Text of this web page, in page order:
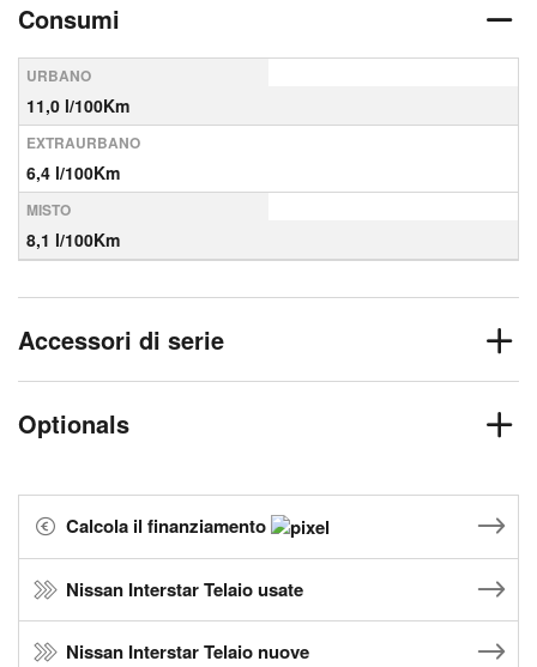
Consumi
URBANO
11,0 l/100Km
EXTRAURBANO
6,4 l/100Km
MISTO
8,1 l/100Km
Accessori di serie
Optionals
Calcola il finanziamento
Nissan Interstar Telaio usate
Nissan Interstar Telaio nuove